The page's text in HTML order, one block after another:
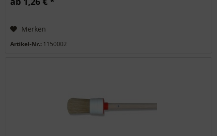
Merken
Artikel-Nr.: 1150002